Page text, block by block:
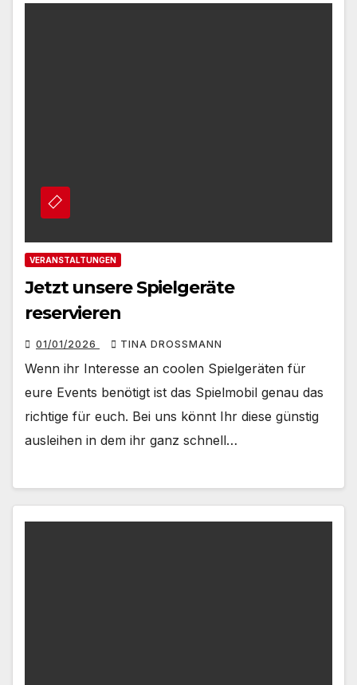
VERANSTALTUNGEN
Jetzt unsere Spielgeräte
reservieren
01/01/2026 TINA DROSSMANN
Wenn ihr Interesse an coolen Spielgeräten für
eure Events benötigt ist das Spielmobil genau das
richtige für euch. Bei uns könnt Ihr diese günstig
ausleihen in dem ihr ganz schnell…